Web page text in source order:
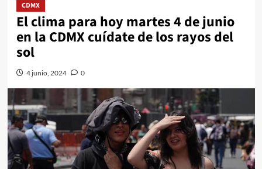
CDMX
El clima para hoy martes 4 de junio
en la CDMX cuídate de los rayos del
sol
4 junio, 2024 0